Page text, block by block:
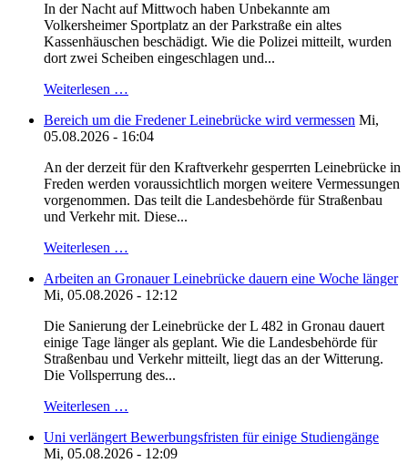
In der Nacht auf Mittwoch haben Unbekannte am
Volkersheimer Sportplatz an der Parkstraße ein altes
Kassenhäuschen beschädigt. Wie die Polizei mitteilt, wurden
dort zwei Scheiben eingeschlagen und...
Weiterlesen …
Bereich um die Fredener Leinebrücke wird vermessen Mi,
05.08.2026 - 16:04
An der derzeit für den Kraftverkehr gesperrten Leinebrücke in
Freden werden voraussichtlich morgen weitere Vermessungen
vorgenommen. Das teilt die Landesbehörde für Straßenbau
und Verkehr mit. Diese...
Weiterlesen …
Arbeiten an Gronauer Leinebrücke dauern eine Woche länger
Mi, 05.08.2026 - 12:12
Die Sanierung der Leinebrücke der L 482 in Gronau dauert
einige Tage länger als geplant. Wie die Landesbehörde für
Straßenbau und Verkehr mitteilt, liegt das an der Witterung.
Die Vollsperrung des...
Weiterlesen …
Uni verlängert Bewerbungsfristen für einige Studiengänge
Mi, 05.08.2026 - 12:09